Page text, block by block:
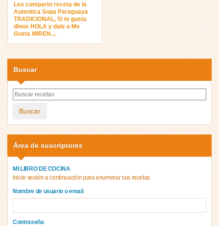
Les comparto receta de la
Autentica Sopa Paraguaya
TRADICIONAL, Si te gusta
dinos HOLA y dale a Me
Gusta MIREN…
Buscar
Buscar
Área de suscriptores
MI LIBRO DE COCINA
Inicie sesión a continuación para enumerar sus recetas
Nombre de usuario o email
Contraseña